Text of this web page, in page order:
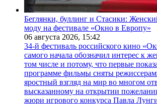
Беглянки, буллинг и Стасики:
моду на фестивале «Окно в Европу»
06 августа 2026, 15:42
34-й фестиваль российского кино
самого начала обозначил интерес к
том числе и потому, что первые
программе фильмы сняты
яростный взгляд на мир во многом
высказанному на открытии
жюри игрового конкурса Павла